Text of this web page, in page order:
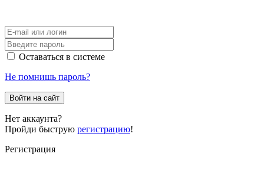
Оставаться в системе
Не помнишь пароль?
Войти на сайт
Нет аккаунта?
Пройди быструю регистрацию!
Регистрация